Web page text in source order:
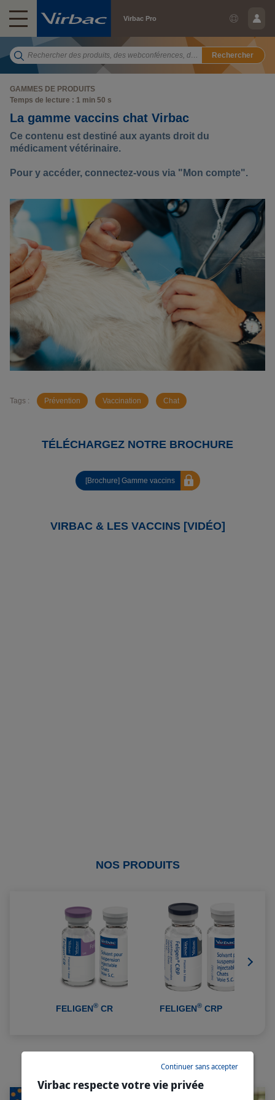
Virbac Pro
Rechercher
GAMMES DE PRODUITS
Temps de lecture : 1 min 50 s
La gamme vaccins chat Virbac
Ce contenu est destiné aux ayants droit du
médicament vétérinaire.
Pour y accéder, connectez-vous via "Mon compte".
Tags : Prévention Vaccination Chat
TÉLÉCHARGEZ NOTRE BROCHURE
[Brochure] Gamme vaccins
VIRBAC & LES VACCINS [VIDÉO]
NOS PRODUITS
FELIGEN®CR FELIGEN® CRP
NOS ARTICLES ASSOCIÉS
Virbac respecte votre vie privée
Continuer sans accepter